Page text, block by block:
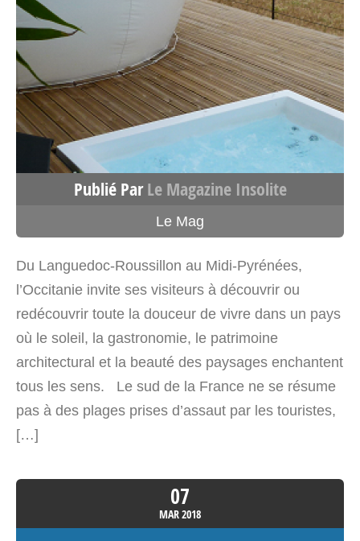
N 25
Santa-Lucia-Di-Mercurio
Corse>Haute-Corse 20250
France
Voir sur la carte
4796.2 km
SPARTAN, 1947 – Occitanie
Lieu-dit Belrepayre
Manses Occitanie>Ariège 09500
France
Voir sur la carte
4797.9 km
Itinéraire
Occitanie
Publié ParLe Magazine Insolite
Le Mag
Du Languedoc-Roussillon au Midi-Pyrénées,
l’Occitanie invite ses visiteurs à découvrir ou
redécouvrir toute la douceur de vivre dans un pays
où le soleil, la gastronomie, le patrimoine
architectural et la beauté des paysages enchantent
tous les sens. Le sud de la France ne se résume
pas à des plages prises d’assaut par les touristes,
[…]
07
MAR2018